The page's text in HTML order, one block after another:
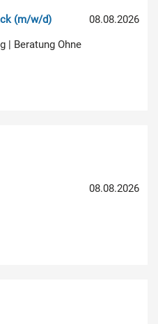
08.08.2026
(m/w/d)
| Beratung Ohne
08.08.2026